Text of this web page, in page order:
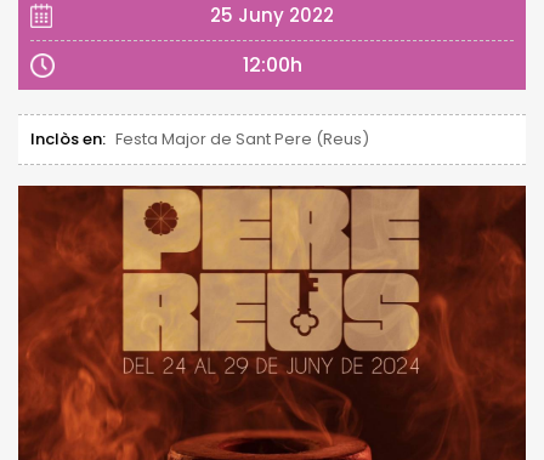
25 Juny 2022
12:00h
Inclòs en: Festa Major de Sant Pere (Reus)